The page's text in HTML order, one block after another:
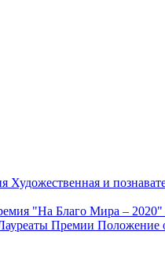
Художественная и
"На Благо Мира – 2020"
Премии Положение